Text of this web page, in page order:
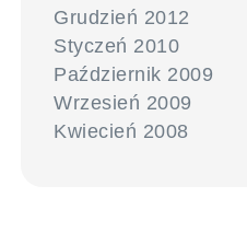
Grudzień 2012
Styczeń 2010
Październik 2009
Wrzesień 2009
Kwiecień 2008